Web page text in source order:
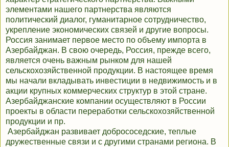
элементами нашего партнерства являются
политический диалог, гуманитарное сотрудничество,
укрепление экономических связей и другие вопросы.
Россия занимает первое место по объему импорта в
Азербайджан. В свою очередь, Россия, прежде всего,
является очень важным рынком для нашей
сельскохозяйственной продукции. В настоящее время
мы начали вкладывать инвестиции в недвижимость и в
акции крупных коммерческих структур в этой стране.
Азербайджанские компании осуществляют в России
проекты в области переработки сельскохозяйственной
продукции и пр.
Азербайджан развивает добрососедские, теплые
дружественные связи и с другими странами региона. В